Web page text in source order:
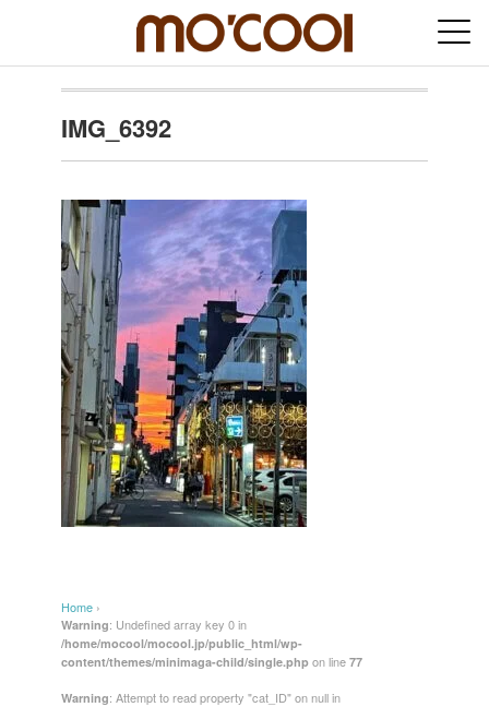
IMG_6392
Home ›
Warning: Undefined array key 0 in
/home/mocool/mocool.jp/public_html/wp-
content/themes/minimaga-child/single.php on line 77
Warning: Attempt to read property "cat_ID" on null in